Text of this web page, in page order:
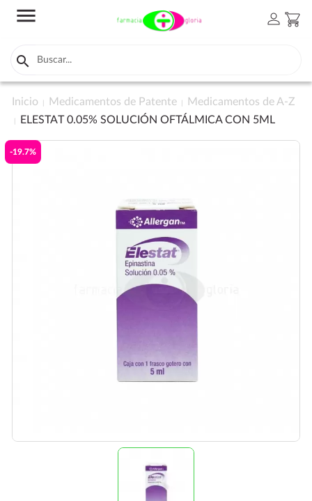
menu person shopping_cart

Inicio Medicamentos de Patente
Medicamentos de A-Z
ELESTAT 0.05% SOLUCIÓN OFTÁLMICA CON 5ML
-19.7%